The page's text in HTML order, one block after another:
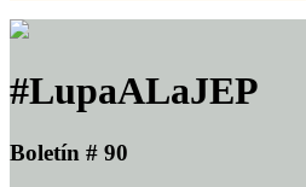
#LupaALaJEP
Boletín # 90